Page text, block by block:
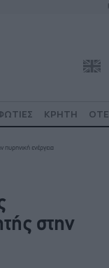
ΚΡΗΤΗ ΟΤΕ
πυρηνική ενέργεια
στην